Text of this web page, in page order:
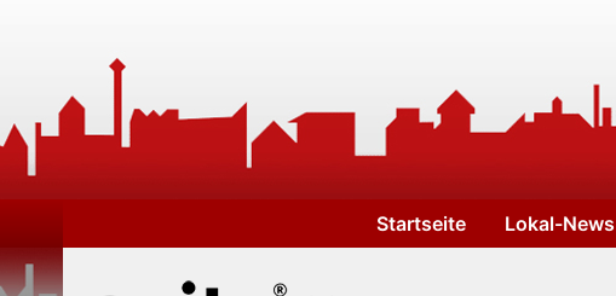
Startseite Lokal-News